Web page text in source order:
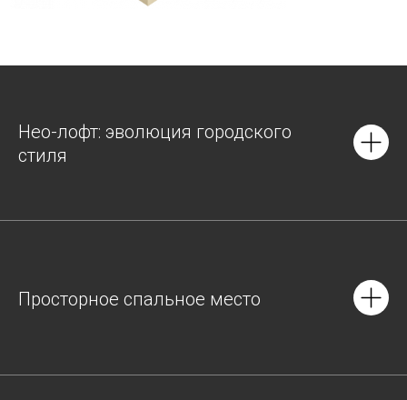
Нео-лофт: эволюция городского
стиля
Просторное спальное место